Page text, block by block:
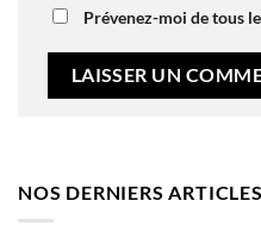
Prévenez-moi de tous
NOS DERNIERS ARTICLES